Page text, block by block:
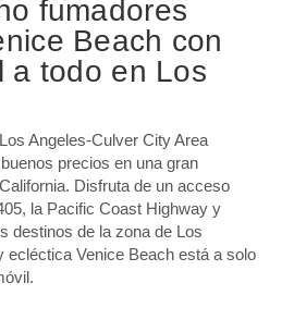
fumadores
Beach con
a todo en Los
Angeles-Culver City Area
precios en una gran
Disfruta de un acceso
la Pacific Coast Highway y
destinos de la zona de Los
ecléctica Venice Beach está a solo